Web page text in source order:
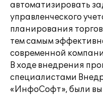
автоматизировать
управленческого
планирования
тем самым
современной
В ходе внедрения
специалистами
«ИнфоСофт», были